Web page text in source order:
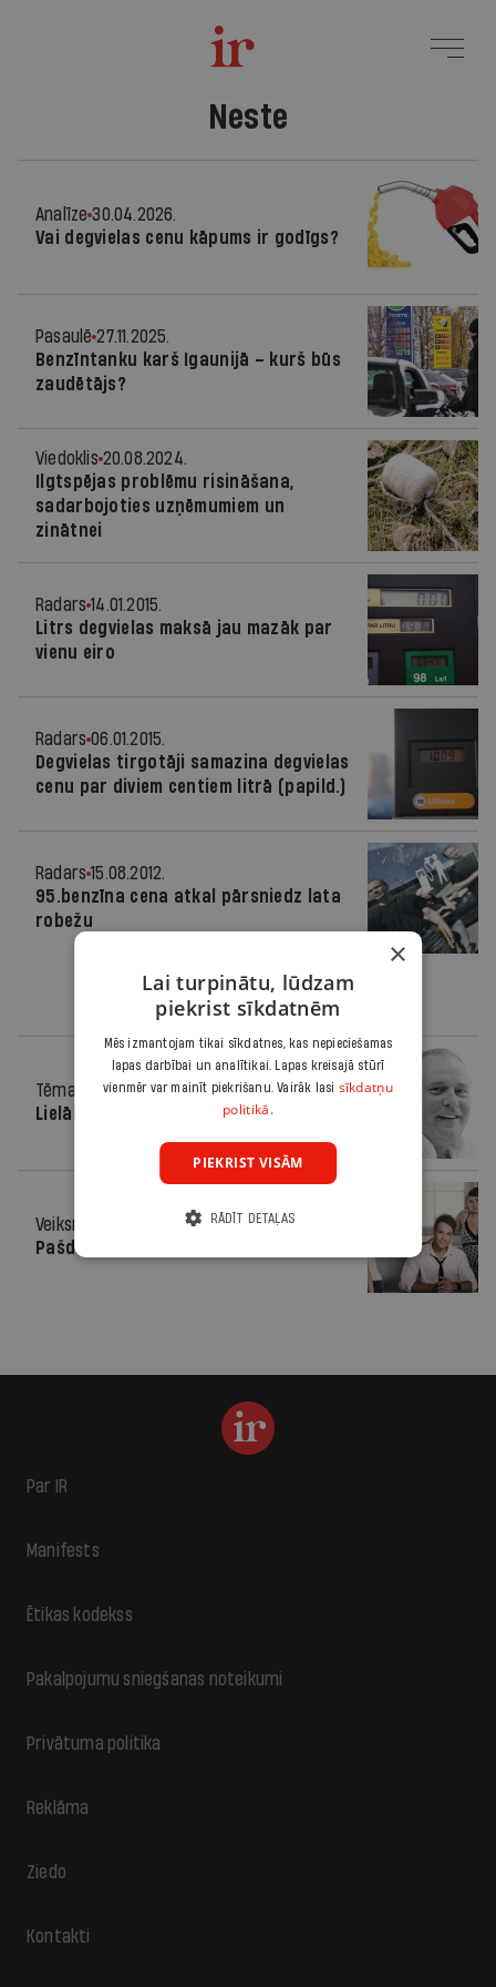
Neste
Analīze 30.04.2026.
Vai degvielas cenu kāpums ir godīgs?
Pasaulē 27.11.2025.
Benzīntanku karš Igaunijā – kurš būs
zaudētājs?
Viedoklis 20.08.2024.
Ilgtspējas problēmu risināšana,
sadarbojoties uzņēmumiem un
zinātnei
Radars 14.01.2015.
Litrs degvielas maksā jau mazāk par
vienu eiro
Radars 06.01.2015.
Degvielas tirgotāji samazina degvielas
cenu par diviem centiem litrā (papild.)
Radars 15.08.2012.
95.benzīna cena atkal pārsniedz lata
robežu
Tēma
25.04.2012.
Lielāks par likumu
Veiksme
Pašdarbnieks un Gucci
Par IR
Manifests
Ētikas kodekss
Pakalpojumu sniegšanas noteikumi
Privātuma politika
Reklāma
Ziedo
Kontakti
×
Lai turpinātu, lūdzam
piekrist sīkdatnēm
Mēs izmantojam tikai sīkdatnes, kas nepieciešamas
lapas darbībai un analītikai. Lapas kreisajā stūrī
vienmēr var mainīt piekrišanu. Vairāk lasi sīkdatņu
politikā.
PIEKRIST VISĀM
RĀDĪT DETAĻAS